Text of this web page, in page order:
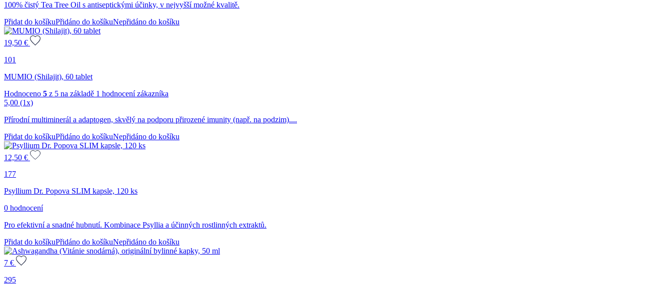
100% čistý Tea Tree Oil s antiseptickými účinky, v nejvyšší možné kvalitě.
Přidat do košíkuPřidáno do košíkuNepřidáno do košíku
19,50 €
101
MUMIO (Shilajit), 60 tablet
Hodnoceno 5 z 5 na základě 1 hodnocení zákazníka
5,00 (1x)
Přírodní multiminerál a adaptogen, skvělý na podporu přirozené imunity (např. na podzim)....
Přidat do košíkuPřidáno do košíkuNepřidáno do košíku
12,50 €
177
Psyllium Dr. Popova SLIM kapsle, 120 ks
0 hodnocení
Pro efektivní a snadné hubnutí. Kombinace Psyllia a účinných rostlinných extraktů.
Přidat do košíkuPřidáno do košíkuNepřidáno do košíku
7 €
295